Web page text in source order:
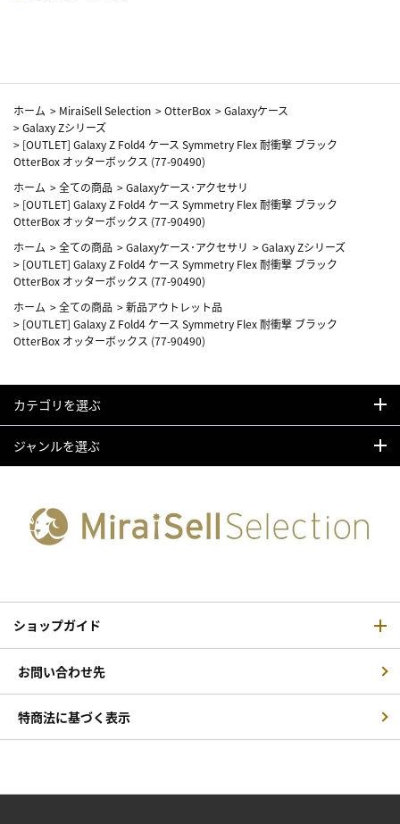
ホーム > MiraiSell Selection >OtterBox >Galaxyケース
>Galaxy Zシリーズ
> [OUTLET] Galaxy Z Fold4 ケース Symmetry Flex 耐衝撃 ブラック
OtterBox オッターボックス (77-90490)
ホーム >全ての商品 >Galaxyケース･アクセサリ
> [OUTLET] Galaxy Z Fold4 ケース Symmetry Flex 耐衝撃 ブラック
OtterBox オッターボックス (77-90490)
ホーム >全ての商品 >Galaxyケース･アクセサリ >Galaxy Zシリーズ
> [OUTLET] Galaxy Z Fold4 ケース Symmetry Flex 耐衝撃 ブラック
OtterBox オッターボックス (77-90490)
ホーム >全ての商品 >新品アウトレット品
> [OUTLET] Galaxy Z Fold4 ケース Symmetry Flex 耐衝撃 ブラック
OtterBox オッターボックス (77-90490)
カテゴリを選ぶ
ジャンルを選ぶ
ショップガイド
お問い合わせ先
特商法に基づく表示